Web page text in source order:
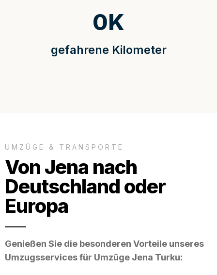
gefahrene Kilometer
0K
UMZÜGE & TRANSPORTE
Von Jena nach
Deutschland oder
Europa
Genießen Sie die besonderen Vorteile unseres
Umzugsservices für Umzüge Jena Turku: